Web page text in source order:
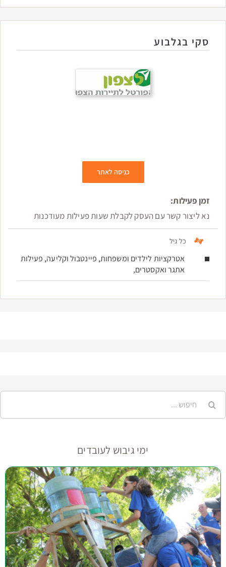
סקי בגלבוע
כניסה לאתר
זמן פעילות:
נא ליצור קשר עם העסק לקבלת שעות פעילות מעודכנות
כל גיל
אטרקציות לילדים ומשפחות, פיינטבול וקליעה, פעילות
אתגר ואקסטרים,
ימי גיבוש לעובדים